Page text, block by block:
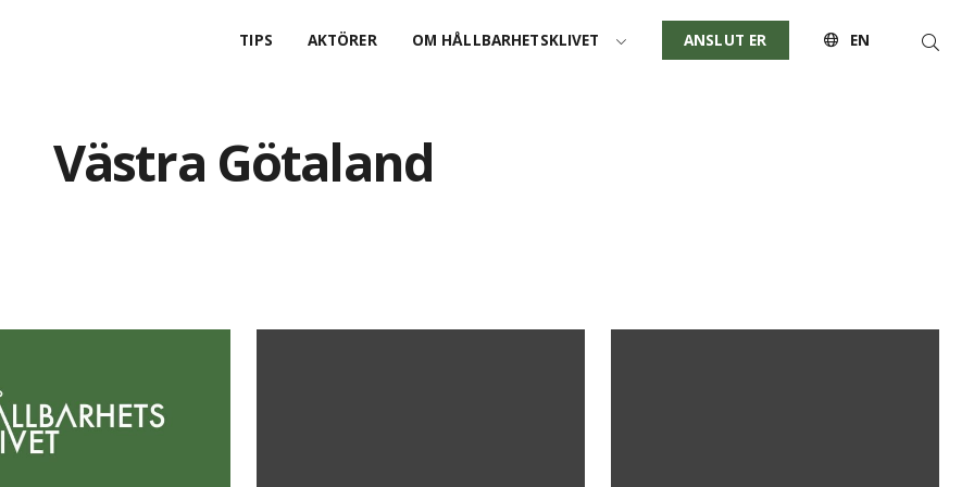
TIPS AKTÖRER OM HÅLLBARHETSKLIVET ANSLUT ER EN Sök
Västra Götaland